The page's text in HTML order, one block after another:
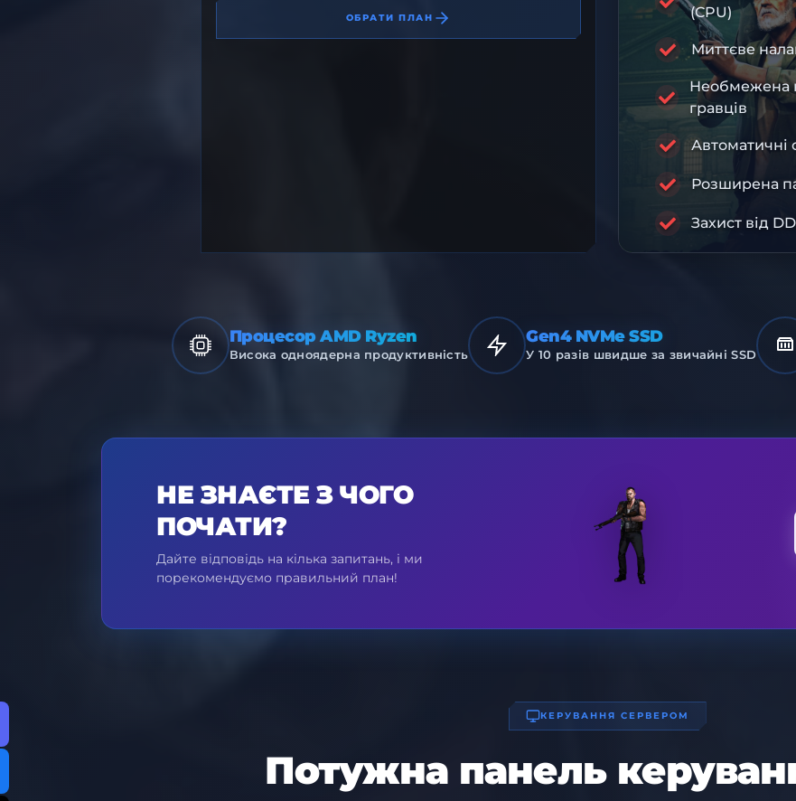
ОБРАТИ ПЛАН
(CPU)
Миттєве
Необмежена
гравців
Автоматичні
Розширена
Захист від
КОД
ПРЕМІУМ
Процесор AMD Ryzen
Висока одноядерна продуктивність
Gen4 NVMe SSD
У 10 разів швидше за звичайні SSD
НЕ ЗНАЄТЕ З ЧОГО
ПОЧАТИ?
Дайте відповідь на кілька запитань, і ми
порекомендуємо правильний план!
КЕРУВАННЯ СЕРВЕРОМ
Потужна панель